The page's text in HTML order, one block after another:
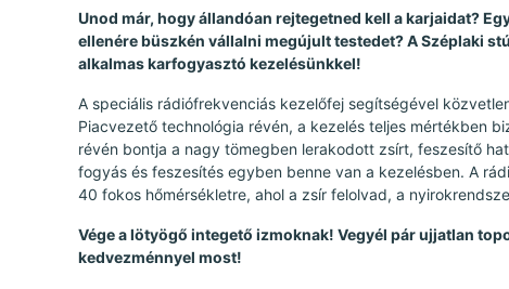
Unod már, hogy állandóan rejtegetned kell a karjaidat?
ellenére büszkén vállalni megújult testedet? A Széplaki
alkalmas karfogyasztó kezelésünkkel!
A speciális rádiófrekvenciás kezelőfej segítségével
Piacvezető technológia révén, a kezelés teljes mértékben
révén bontja a nagy tömegben lerakodott zsírt, feszesítő
fogyás és feszesítés egyben benne van a kezelésben. A
40 fokos hőmérsékletre, ahol a zsír felolvad, a
Vége a lötyögő integető izmoknak! Vegyél pár ujjatlan
kedvezménnyel most!